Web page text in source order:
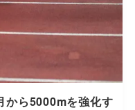
から5000mを強化す